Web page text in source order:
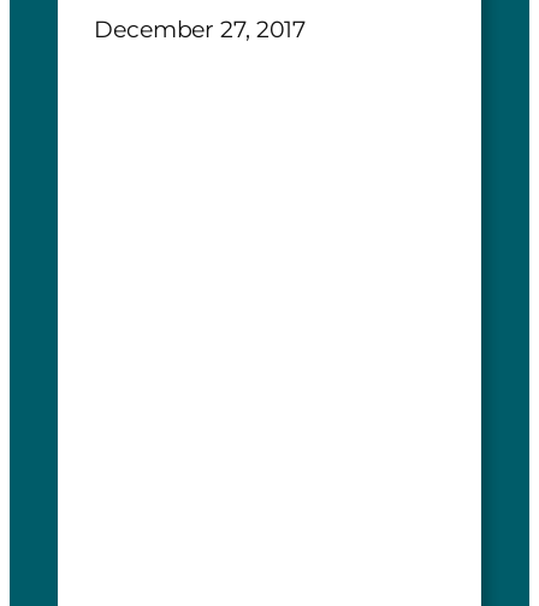
December 27, 2017